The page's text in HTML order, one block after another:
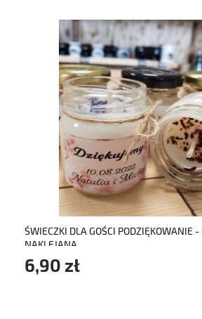
ŚWIECZKI DLA GOŚCI PODZIĘKOWANIE -
NAKLEJANA
6,90 zł
do koszyka